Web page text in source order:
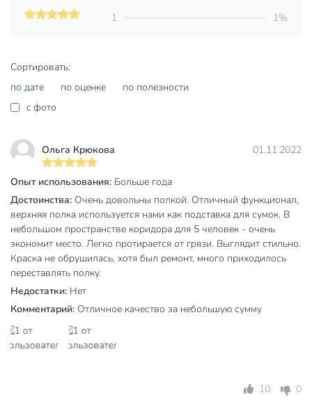
квартирах, частных домах, а также общественных
раздевалках. Конструкция выполнена из стали в сочетании
Вы можете приобрести «Полка для обуви, металл, 4 секции,
товары в нашем интернет-магазине в Старом Осколе по
низким ценам и с бесплатным самовывозом.
Техническая информация
Вес, кг
Число секций
Максимальная нагрузка, кг
20 кг
Число ящиков, шт
0 шт
Количество крючков, шт
0 шт
Количество дверец
Высота, см
70 см
Ширина, см
Сортировать:
по дате
по оценке
по полезности
c фото
Ольга Крюкова 01.11.2022
Опыт использования: Больше года
Достоинства: Очень довольны полкой. Отличный функционал,
верхняя полка используется нами как подставка для сумок. В
небольшом пространстве коридора для 5 человек - очень
экономит место. Легко протирается от грязи. Выглядит стильно.
Краска не обрушилась, хотя был ремонт, много приходилось
переставлять полку.
Недостатки: Нет
Комментарий: Отличное качество за небольшую сумму
10 0
1
1%